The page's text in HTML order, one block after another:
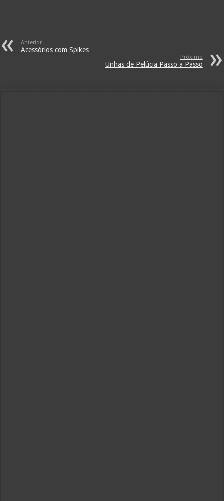
Anterior
Acessórios com Spikes
Próximo
Unhas de Pelúcia Passo a Passo